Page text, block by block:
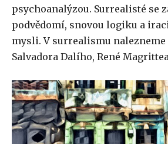
psychoanalýzou. Surrealisté se
podvědomí, snovou logiku a
mysli. V surrealismu nalezneme
Salvadora Dalího, René